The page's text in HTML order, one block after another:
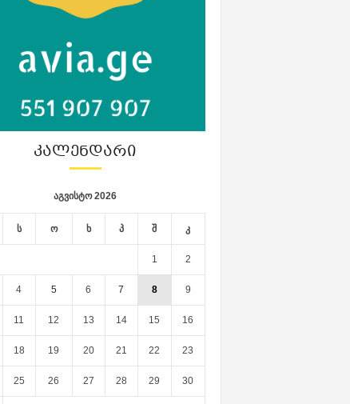
ᲙᲐᲚᲔᲜᲓᲐᲠᲘ
აგვისტო 2026
ს ო ხ პ შ კ
1 2
4 5 6 7 8 9
11 12 13 14 15 16
18 19 20 21 22 23
25 26 27 28 29 30